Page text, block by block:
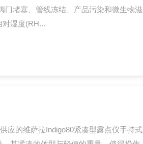
堵塞、管线冻结、产品污染和微生物
对湿度(RH...
的维萨拉Indigo80紧凑型露点仪手持